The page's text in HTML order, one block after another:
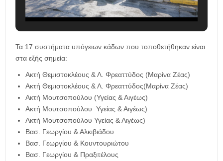
Τα 17 συστήματα υπόγειων κάδων που τοποθετήθηκαν είναι
στα εξής σημεία:
Ακτή Θεμιστοκλέους & Λ. Φρεαττύδος (Μαρίνα Ζέας)
Ακτή Θεμιστοκλέους & Λ. Φρεαττύδος(Μαρίνα Ζέας)
Ακτή Μουτσοπούλου (Υγείας & Αιγέως)
Ακτή Μουτσοπούλου Υγείας & Αιγέως)
Ακτή Μουτσοπούλου Υγείας & Αιγέως)
Βασ. Γεωργίου & Αλκιβιάδου
Βασ. Γεωργίου & Κουντουριώτου
Βασ. Γεωργίου & Πραξιτέλους